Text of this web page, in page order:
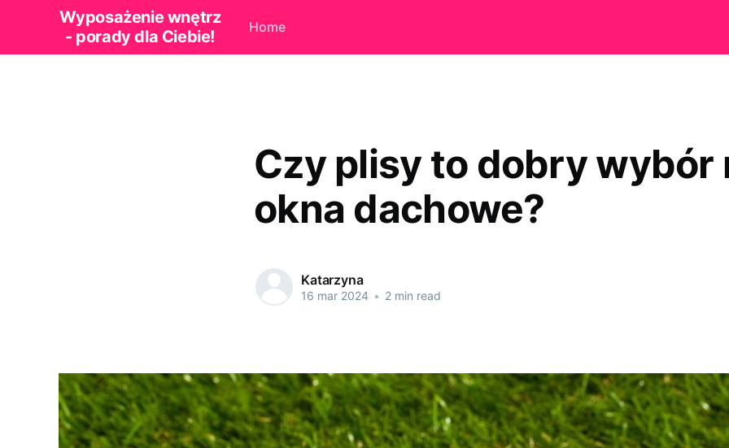
Wyposażenie wnętrz
- porady dla Ciebie!
Home
Czy plisy to dobry wybór
okna dachowe?
Katarzyna
16 mar 2024 • 2 min read